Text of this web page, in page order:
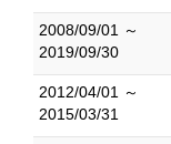
2008/09/01 ～
2019/09/30
2012/04/01 ～
2015/03/31